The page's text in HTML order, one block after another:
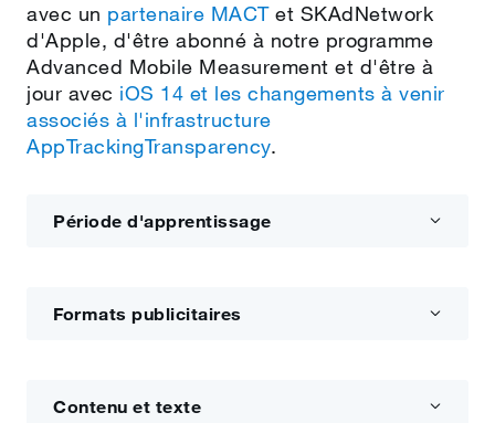
avec un partenaire MACTet SKAdNetwork
d'Apple, d'être abonné à notre programme
Advanced Mobile Measurement et d'être à
jour avec iOS 14 et les changements à venir
associés à l'infrastructure
AppTrackingTransparency.
Période d'apprentissage
Formats publicitaires
Contenu et texte